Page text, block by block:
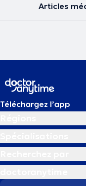
Articles
Téléchargez l’app